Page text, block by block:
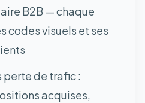
B2B — chaque
codes visuels et ses
perte de trafic :
acquises,